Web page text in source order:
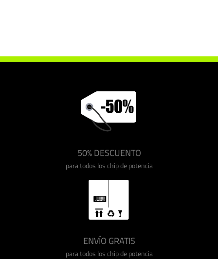
50% DESCUENTO
para todos los chip de potencia
ENVÍO GRATIS
para todos los chip de potencia